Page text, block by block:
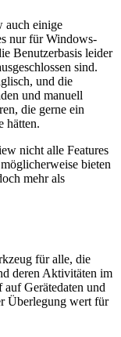
auch einige
nur für Windows-
Benutzerbasis leider
sind.
und die
und manuell
die gerne ein
hätten.
nicht alle Features
bieten
mehr als
für alle, die
deren Aktivitäten im
Gerätedaten und
Überlegung wert für